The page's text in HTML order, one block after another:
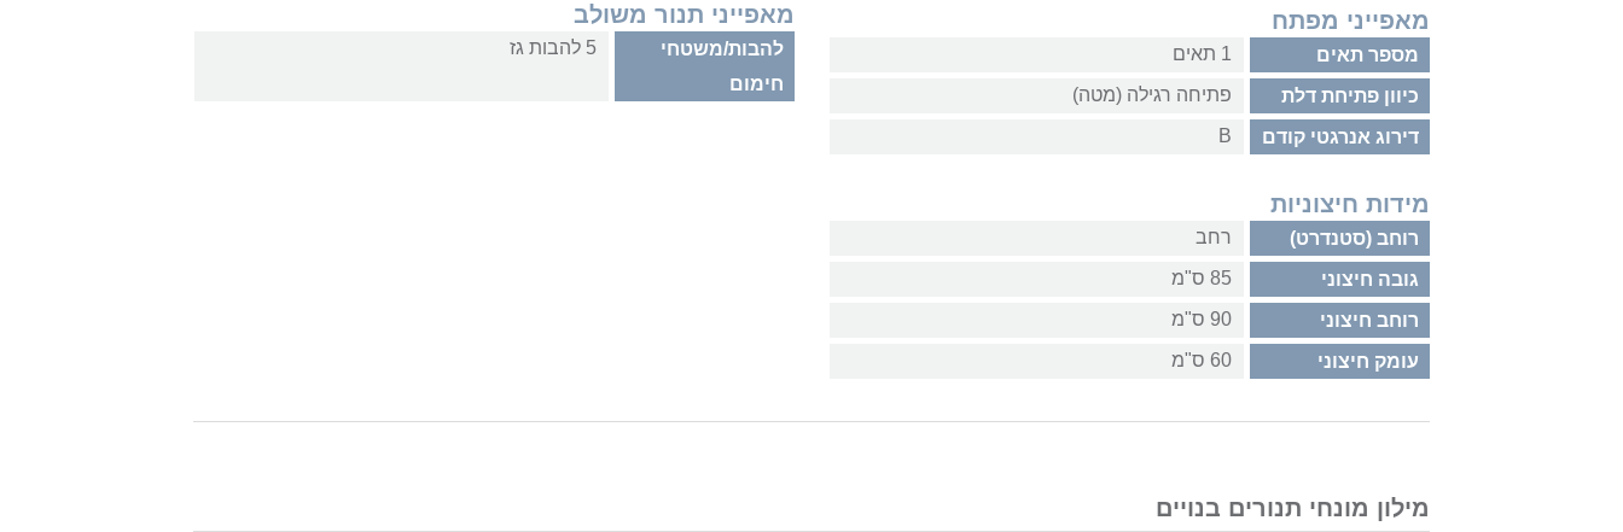
מאפייני מפתח
מספר תאים 1 תאים
כיוון פתיחת דלת פתיחה רגילה (מטה)
דירוג אנרגטי קודם B
מידות חיצוניות
רוחב (סטנדרט) רחב
גובה חיצוני 85 ס"מ
רוחב חיצוני 90 ס"מ
עומק חיצוני 60 ס"מ
מאפייני תנור משולב
להבות/משטחי
חימום
5 להבות גז
מילון מונחי תנורים בנויים